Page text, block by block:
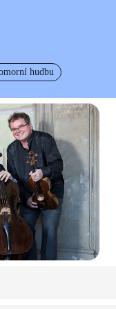
hudbu